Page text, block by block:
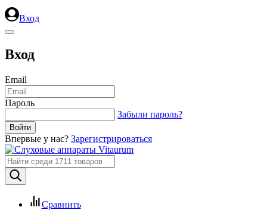
Вход
Вход
Email
Пароль
Забыли пароль?
Впервые у нас? Зарегистрироваться
Сравнить